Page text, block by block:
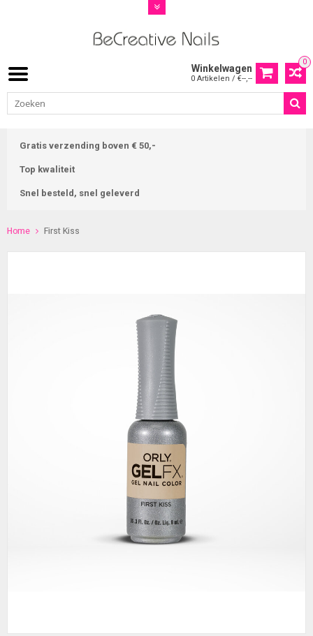
0
Winkelwagen
0 Artikelen / €--,--
Gratis verzending boven € 50,-
Top kwaliteit
Snel besteld, snel geleverd
Home First Kiss